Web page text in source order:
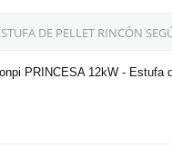
DE PELLET RINCÓN
PRINCESA 12kW -